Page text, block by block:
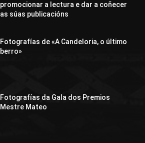
promocionar a lectura e dar a coñecer
as súas publicacións
Fotografías de «A Candeloria, o último
berro»
Fotografías da Gala dos Premios
Mestre Mateo